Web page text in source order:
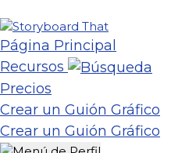
Página Principal
Recursos
Precios
Crear un Guión Gráfico
Crear un Guión Gráfico